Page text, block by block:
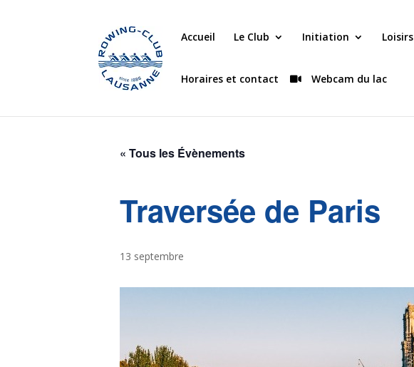
Accueil Le Club Initiation Loisirs
Horaires et contact Webcam du lac
« Tous les Évènements
Traversée de Paris
13 septembre